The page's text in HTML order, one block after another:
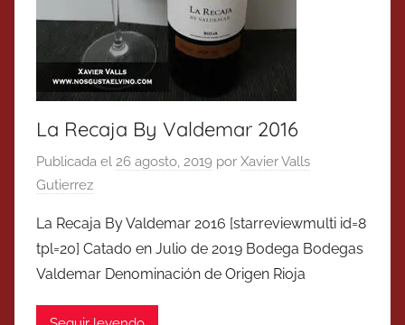
La Recaja By Valdemar 2016
Publicada el 26 agosto, 2019 por Xavier Valls
Gutierrez
La Recaja By Valdemar 2016 [starreviewmulti id=8
tpl=20] Catado en Julio de 2019 Bodega Bodegas
Valdemar Denominación de Origen Rioja